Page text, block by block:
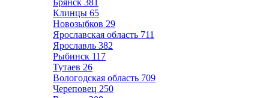
Брянск 381
Клинцы 65
Новозыбков 29
Ярославская область 711
Ярославль 382
Рыбинск 117
Тутаев 26
Вологодская область 709
Череповец 250